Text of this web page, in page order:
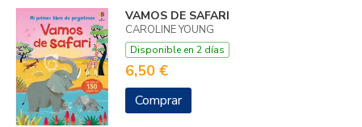
VAMOS DE SAFARI
CAROLINE YOUNG
Disponible en 2 días
6,50 €
Comprar